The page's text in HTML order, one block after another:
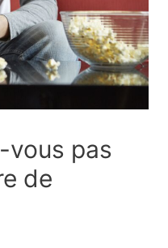
vous pas
de